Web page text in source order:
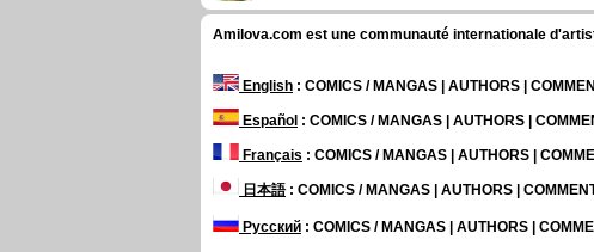
Amilova.com est une communauté internationale
English : COMICS / MANGAS | AUTHORS |
Español : COMICS / MANGAS | AUTHORS |
Français : COMICS / MANGAS | AUTHORS |
日本語: COMICS / MANGAS | AUTHORS |
Русский : COMICS / MANGAS | AUTHORS |